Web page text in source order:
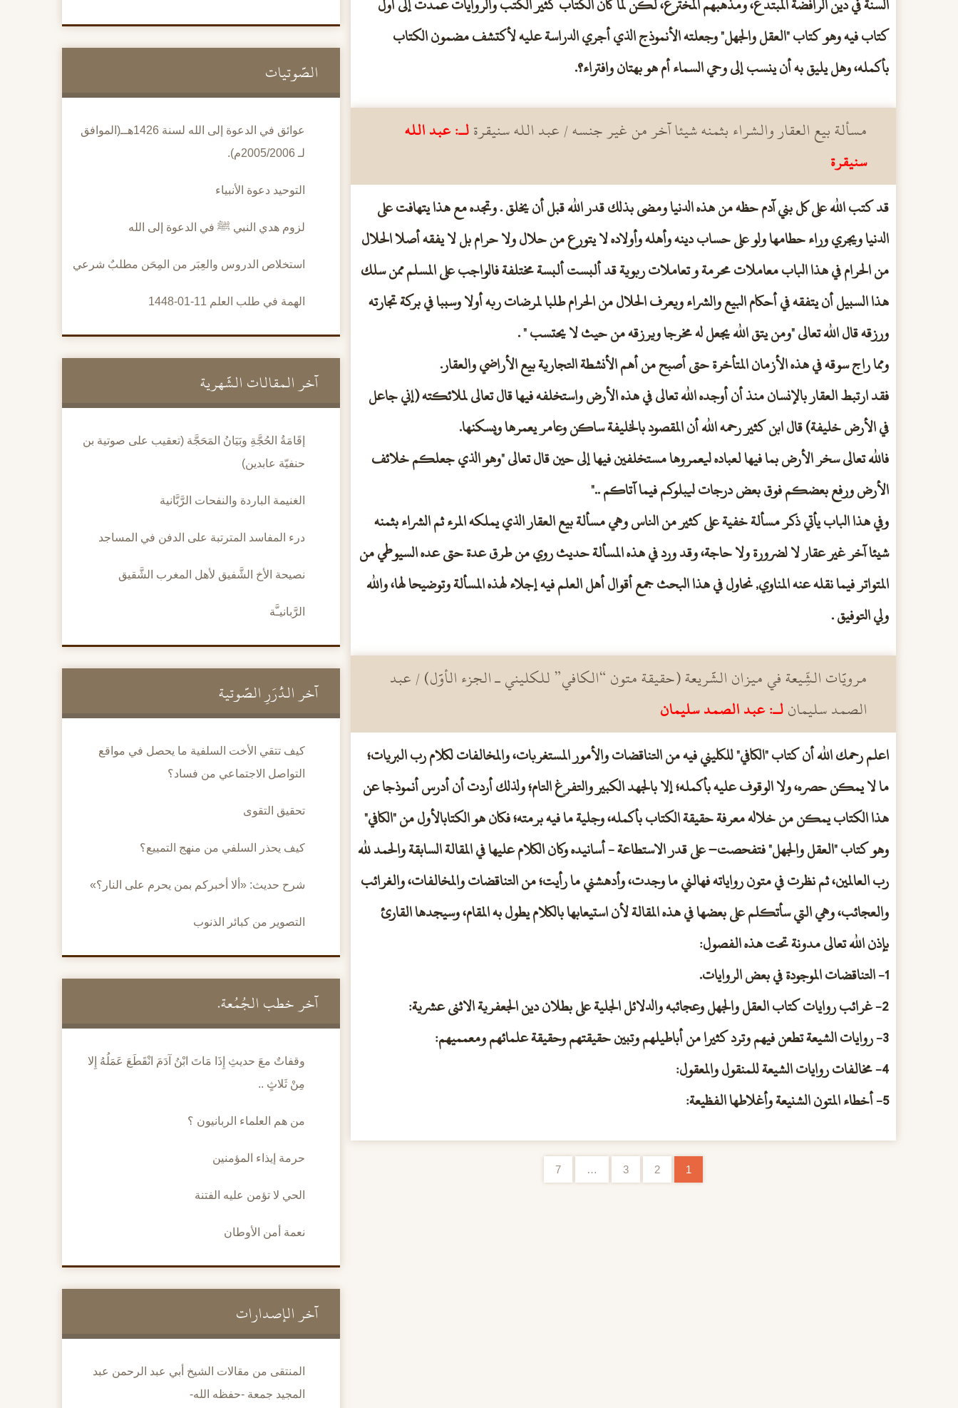
كتاب فيه وهو كتاب "العقل والجهل" وجعلته الأنموذج الذي أجري الدراسة عليه لأكتشف مضمون الكتاب
بأكمله، وهل يليق به أن ينسب إلى وحي السماء أم هو بهتان وافتراء؟.
مسألة بيع العقار والشراء بثمنه شيئا آخر من غير جنسه / عبد الله سنيقرةلـ: عبد الله
سنيقرة
قد كتب الله على كل بني آدم حظه من هذه الدنيا ومضى بذلك قدر الله قبل أن يخلق . وتجده مع هذا يتهافت على
الدنيا ويجري وراء حطامها ولو على حساب دينه وأهله وأولاده لا يتورع من حلال ولا حرام بل لا يفقه أصلا الحلال
من الحرام في هذا الباب معاملات محرمة و تعاملات ربوية قد ألبست ألبسة مختلفة فالواجب على المسلم ممن سلك
هذا السبيل أن يتفقه في أحكام البيع والشراء ويعرف الحلال من الحرام طلبا لمرضات ربه أولا وسببا في بركة تجارته
ورزقه قال الله تعالى "ومن يتق الله يجعل له مخرجا ويرزقه من حيث لا يحتسب " .
ومما راج سوقه في هذه الأزمان المتأخرة حتى أصبح من أهم الأنشطة التجارية بيع الأراضي والعقار.
فقد ارتبط العقار بالإنسان منذ أن أوجده الله تعالى في هذه الأرض واستخلفه فيها قال تعالى لملائكته (إني جاعل
في الأرض خليفة) قال ابن كثير رحمه الله أن المقصود بالخليفة ساكن وعامر يعمرها ويسكنها.
فالله تعالى سخر الأرض بما فيها لعباده ليعمروها مستخلفين فيها إلى حين قال تعالى "وهو الذي جعلكم خلائف
الأرض ورفع بعضكم فوق بعض درجات ليبلوكم فيما آتاكم .."
وفي هذا الباب يأتي ذكر مسألة خفية على كثير من الناس وهي مسألة بيع العقار الذي يملكه المرء ثم الشراء بثمنه
شيئا آخر غير عقار لا لضرورة ولا حاجة، وقد ورد في هذه المسألة حديث روي من طرق عدة حتى عده السيوطي من
المتواتر فيما نقله عنه المناوي, نحاول في هذا البحث جمع أقوال أهل العلم فيه إجلاء لهذه المسألة وتوضيحا لها، والله
ولي التوفيق .
مرويَّات الشِّيعة في ميزان الشَّريعة (حقيقة متون “الكافي” للكليني ـ الجزء الأوَّل) / عبد
الصمد سليمانلـ: عبد الصمد سليمان
اعلم رحمك الله أن كتاب "الكافي" للكليني فيه من التناقضات والأمور المستغربات، والمخالفات لكلام رب البريات؛
ما لا يمكن حصره، ولا الوقوف عليه بأكمله؛ إلا بالجهد الكبير والتفرغ التام؛ ولذلك أردت أن أدرس أنموذجا عن
هذا الكتاب يمكن من خلاله معرفة حقيقة الكتاب بأكمله، وجلية ما فيه برمته؛ فكان هو الكتابالأول من "الكافي"
وهو كتاب "العقل والجهل" فتفحصت– على قدر الاستطاعة - أسانيده وكان الكلام عليها في المقالة السابقة والحمد لله
رب العالمين، ثم نظرت في متون رواياته فهالني ما وجدت، وأدهشني ما رأيت؛ من التناقضات والمخالفات، والغرائب
والعجائب، وهي التي سأتكلم على بعضها في هذه المقالة لأن استيعابها بالكلام يطول به المقام، وسيجدها القارئ
بإذن الله تعالى مدونة تحت هذه الفصول:
1- التناقضات الموجودة في بعض الروايات.
2- غرائب روايات كتاب العقل والجهل وعجائبه والدلائل الجلية على بطلان دين الجعفرية الاثنى عشرية:
3- روايات الشيعة تطعن فيهم وترد كثيرا من أباطيلهم وتبين حقيقتهم وحقيقة علمائهم ومعمميهم:
4- مخالفات روايات الشيعة للمنقول والمعقول:
5- أخطاء المتون الشنيعة وأغلاطها الفظيعة:
1
2
3
…
7
الصَّوتيات
عوائق في الدعوة إلى الله لسنة 1426هــ(الموافق
لـ 2005/2006م).
التوحيد دعوة الأنبياء
لزوم هدي النبي ﷺ في الدعوة إلى الله
استخلاص الدروس والعِبَر من المِحَن مطلبٌ شرعي
الهمة في طلب العلم 11-01-1448
آخر المقالات الشَّهرية
إقَامَةُ الحُجَّةِ وبَيَانُ المَحَجَّة (تعقيب على صوتية بن
حنفيّة عابدين)
الغنيمة الباردة والنفحات الرَّبَّانية
درء المفاسد المترتبة على الدفن في المساجد
نصيحة الأخ الشَّفيق لأهل المغرب الشَّقيق
الرَّبانيـَّة
آخر الدُّرَرِ الصَّوتية
كيف تتقي الأخت السلفية ما يحصل في مواقع
التواصل الاجتماعي من فساد؟
تحقيق التقوى
كيف يحذر السلفي من منهج التمييع؟
شرح حديث: «ألا أخبركم بمن يحرم على النار؟»
التصوير من كبائر الذنوب
آخر خطب الجُمُعة.
وقفاتٌ معَ حديثِ إِذَا مَاتَ ابْنُ آدَمَ انْقَطَعَ عَمَلُهُ إِلا
مِنْ ثَلاثٍ ..
من هم العلماء الربانيون ؟
حرمة إيذاء المؤمنين
الحي لا تؤمن عليه الفتنة
نعمة أمن الأوطان
آخر الإصدارات
المنتقى من مقالات الشيخ أبي عبد الرحمن عبد
المجيد جمعة -حفظه الله-